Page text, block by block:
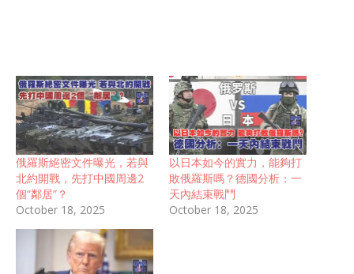
俄羅斯絕密文件曝光，若與
北約開戰，先打中國周邊2
個“鄰居”？
October 18, 2025
以日本如今的實力，能夠打
敗俄羅斯嗎？德國分析：一
天內結束戰鬥
October 18, 2025